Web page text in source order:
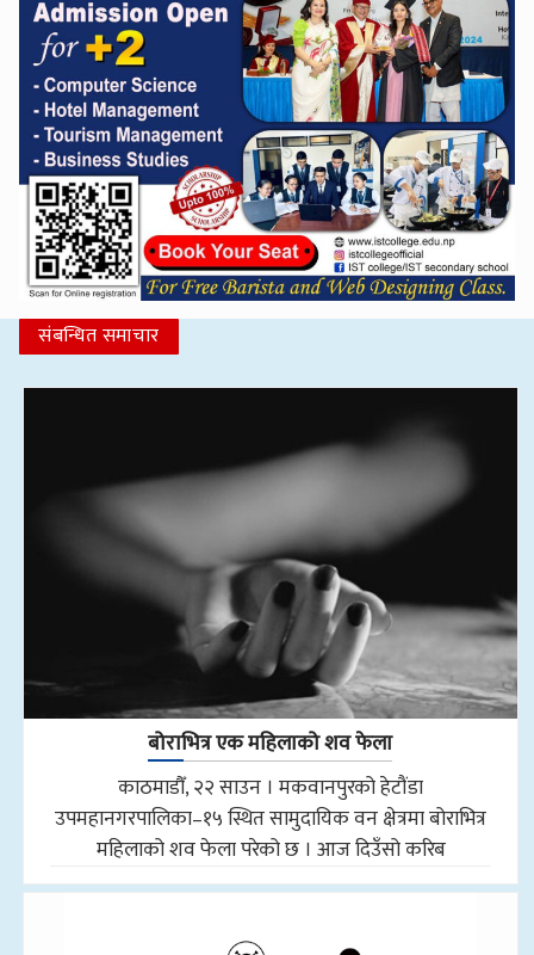
संबन्धित समाचार
बोराभित्र एक महिलाको शव फेला
काठमाडौँ, २२ साउन । मकवानपुरको हेटौंडा
उपमहानगरपालिका–१५ स्थित सामुदायिक वन क्षेत्रमा बोराभित्र
महिलाको शव फेला परेको छ । आज दिउँसो करिब